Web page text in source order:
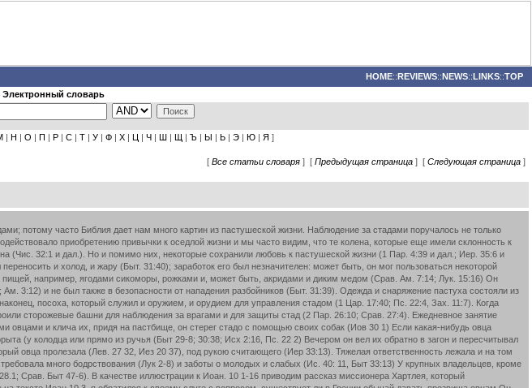
HOME::REVIEWS::NEWS::LINKS::TOP
Электронный словарь
| Н | О | П | Р | С | Т | У | Ф | Х | Ц | Ч | Ш | Щ | Ъ | Ы | Ь | Э | Ю | Я ]
[ Все статьи словаря ] [ Предыдущая страница ] [ Следующая страница ]
потому часто Библия дает нам много картин из пастушеской жизни. Наблюдение за стадами поручалось не только
приобретению привычки к оседлой жизни и мы часто видим, что те колена, которые еще имели склонность к
(Чис. 32:1 и дал.). Но и помимо них, некоторые сохранили любовь к пастушеской жизни (1 Пар. 4:39 и дал.; Иер. 35:6 и
и холод, и жару (Быт. 31:40); заработок его был незначителен: может быть, он мог пользоваться некоторой
пищей, например, ягодами сикоморы, рожками и, может быть, акридами и диким медом (Срав. Ам. 7:14; Лук. 15:16) Он
3:12) и не был также в безопасности от нападения разбойников (Быт. 31:39). Одежда и снаряжение пастуха состояли из
посоха, который служил и оружием, и орудием для управления стадом (1 Цар. 17:40; Пс. 22:4, Зах. 11:7). Когда
сторожевые башни для наблюдения за врагами и для защиты стад (2 Пар. 26:10; Срав. 27:4). Ежедневное занятие
и клича их, придя на пастбище, он стерег стадо с помощью своих собак (Иов 30 1) Если какая-нибудь овца
(у колодца или прямо из ручья (Быт 29-8; 30:38; Исх 2:16, Пс. 22 2) Вечером он вел их обратно в загон и пересчитывал
овца пролезала (Лев. 27 32, Иез 20 37), под рукою считающего (Иер 33:13). Тяжелая ответственность лежала и на том
много бодрствования (Лук 2-8) и заботы о молодых и слабых (Ис. 40: 11, Быт 33:13) У крупных владельцев, кроме
Срав. Быт 47-6). В качестве иллюстрации к Иоан. 10 1-16 приводим рассказ миссионера Хартлея, который